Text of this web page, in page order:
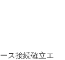
ス接続確立エ